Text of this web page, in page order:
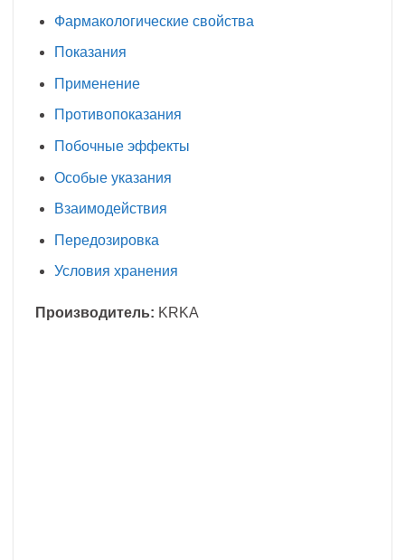
Фармакологические свойства
Показания
Применение
Противопоказания
Побочные эффекты
Особые указания
Взаимодействия
Передозировка
Условия хранения
Производитель: KRKA